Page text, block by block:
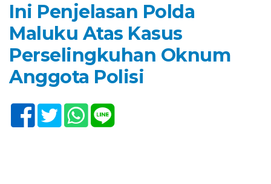
Ini Penjelasan Polda
Maluku Atas Kasus
Perselingkuhan Oknum
Anggota Polisi